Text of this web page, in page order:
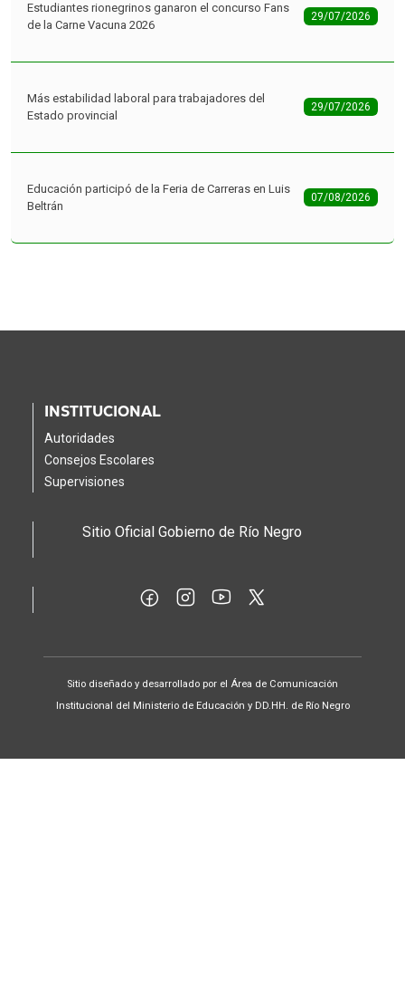
Estudiantes rionegrinos ganaron el concurso Fans
de la Carne Vacuna 2026
29/07/2026
Más estabilidad laboral para trabajadores del
Estado provincial
29/07/2026
Educación participó de la Feria de Carreras en Luis
Beltrán
07/08/2026
INSTITUCIONAL
Autoridades
Consejos Escolares
Supervisiones
Sitio Oficial Gobierno de Río Negro
Sitio diseñado y desarrollado por el Área de Comunicación
Institucional del Ministerio de Educación y DD.HH. de Río Negro